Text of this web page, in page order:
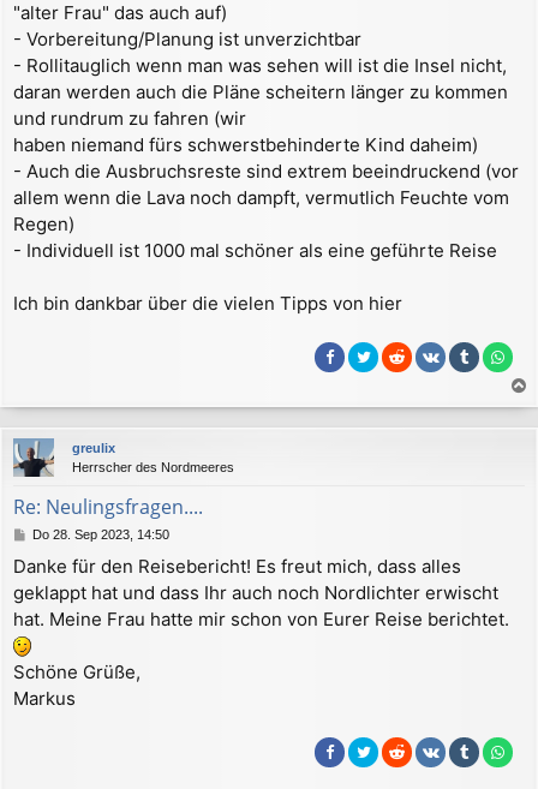
"alter Frau" das auch auf)
- Vorbereitung/Planung ist unverzichtbar
- Rollitauglich wenn man was sehen will ist die Insel nicht,
daran werden auch die Pläne scheitern länger zu kommen
und rundrum zu fahren (wir
haben niemand fürs schwerstbehinderte Kind daheim)
- Auch die Ausbruchsreste sind extrem beeindruckend (vor
allem wenn die Lava noch dampft, vermutlich Feuchte vom
Regen)
- Individuell ist 1000 mal schöner als eine geführte Reise
Ich bin dankbar über die vielen Tipps von hier
a
c
greulix
Herrscher des Nordmeeres
Re: Neulingsfragen....
B
i
t
a
g
Do 28. Sep 2023, 14:50
Danke für den Reisebericht! Es freut mich, dass alles
geklappt hat und dass Ihr auch noch Nordlichter erwischt
hat. Meine Frau hatte mir schon von Eurer Reise berichtet.
Schöne Grüße,
Markus